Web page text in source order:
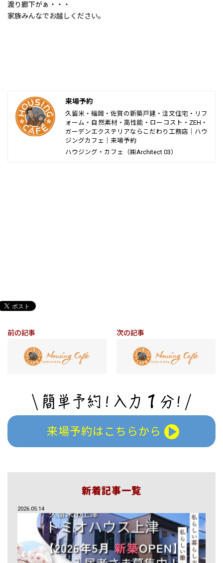
渡り廊下がぁ・・・
家族みんなでお越しください。
来場予約
久留米・福岡・佐賀の新築戸建・注文住宅・リフ
ォーム・自然素材・高性能・ローコスト・ZEH・
ガーデンエクステリアならこだわり工務店｜ハウ
ジングカフェ｜来場予約
ハウジング・カフェ（㈱Architect 03）
前の記事 次の記事
来場予約はこちらから
新着記事一覧
2026.05.14